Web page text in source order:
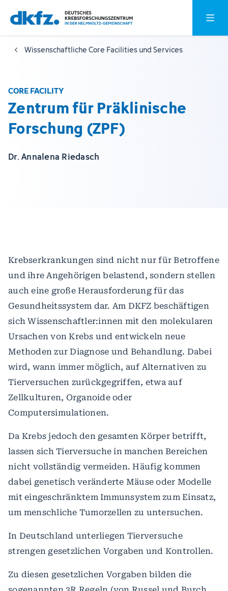
Zum
Hauptinhalt
springen
Zur
Fußzeile
springen
Wissenschaftliche Core Facilities und Services
CORE FACILITY
Zentrum für Präklinische
Forschung (ZPF)
Dr. Annalena Riedasch
Krebserkrankungen sind nicht nur für Betroffene
und ihre Angehörigen belastend, sondern stellen
auch eine große Herausforderung für das
Gesundheitssystem dar. Am DKFZ beschäftigen
sich Wissenschaftler:innen mit den molekularen
Ursachen von Krebs und entwickeln neue
Methoden zur Diagnose und Behandlung. Dabei
wird, wann immer möglich, auf Alternativen zu
Tierversuchen zurückgegriffen, etwa auf
Zellkulturen, Organoide oder
Computersimulationen.
Da Krebs jedoch den gesamten Körper betrifft,
lassen sich Tierversuche in manchen Bereichen
nicht vollständig vermeiden. Häufig kommen
dabei genetisch veränderte Mäuse oder Modelle
mit eingeschränktem Immunsystem zum Einsatz,
um menschliche Tumorzellen zu untersuchen.
In Deutschland unterliegen Tierversuche
strengen gesetzlichen Vorgaben und Kontrollen.
Zu diesen gesetzlichen Vorgaben bilden die